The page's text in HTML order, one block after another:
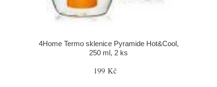
4Home Termo sklenice Pyramide Hot&Cool,
250 ml, 2 ks
199 Kč